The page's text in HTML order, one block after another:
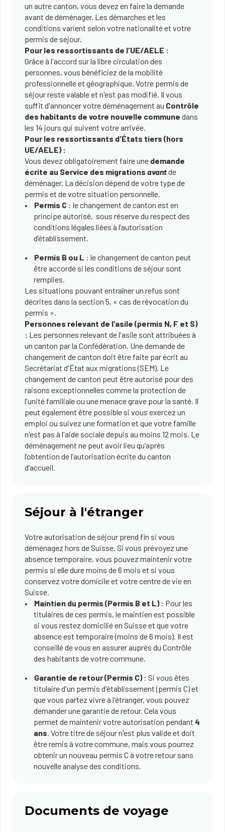
un autre canton, vous devez en faire la demande
avant de déménager. Les démarches et les
conditions varient selon votre nationalité et votre
permis de séjour.
Pour les ressortissants de l'UE/AELE :
Grâce à l'accord sur la libre circulation des
personnes, vous bénéficiez de la mobilité
professionnelle et géographique. Votre permis de
séjour reste valable et n'est pas modifié. Il vous
suffit d'annoncer votre déménagement au Contrôle
des habitants de votre nouvelle commune dans
les 14 jours qui suivent votre arrivée.
Pour les ressortissants d'États tiers (hors
UE/AELE) :
Vous devez obligatoirement faire une demande
écrite au Service des migrations avantde
déménager. La décision dépend de votre type de
permis et de votre situation personnelle.
Permis C: le changement de canton est en
principe autorisé, sous réserve du respect des
conditions légales liées à l’autorisation
d’établissement.
Permis B ou L : le changement de canton peut
être accordé si les conditions de séjour sont
remplies.
Les situations pouvant entraîner un refus sont
décrites dans la section 5, « cas de révocation du
permis ».
Personnes relevant de l’asile (permis N, F et S)
: Les personnes relevant de l'asile sont attribuées à
un canton par la Confédération. Une demande de
changement de canton doit être faite par écrit au
Secrétariat d'État aux migrations (SEM). Le
changement de canton peut être autorisé pour des
raisons exceptionnelles comme la protection de
l'unité familiale ou une menace grave pour la santé. Il
peut également être possible si vous exercez un
emploi ou suivez une formation et que votre famille
n'est pas à l'aide sociale depuis au moins 12 mois. Le
déménagement ne peut avoir lieu qu’après
l’obtention de l’autorisation écrite du canton
d’accueil.
Séjour à l'étranger
Votre autorisation de séjour prend fin si vous
déménagez hors de Suisse. Si vous prévoyez une
absence temporaire, vous pouvez maintenir votre
permis si elle dure moins de 6 mois et si vous
conservez votre domicile et votre centre de vie en
Suisse.
Maintien du permis (Permis B et L): Pour les
titulaires de ces permis, le maintien est possible
si vous restez domicilié en Suisse et que votre
absence est temporaire (moins de 6 mois). Il est
conseillé de vous en assurer auprès du Contrôle
des habitants de votre commune.
Garantie de retour (Permis C): Si vous êtes
titulaire d'un permis d'établissement (permis C) et
que vous partez vivre à l'étranger, vous pouvez
demander une garantie de retour. Cela vous
permet de maintenir votre autorisation pendant 4
ans. Votre titre de séjour n'est plus valide et doit
être remis à votre commune, mais vous pourrez
obtenir un nouveau permis C à votre retour sans
nouvelle analyse des conditions.
Documents de voyage